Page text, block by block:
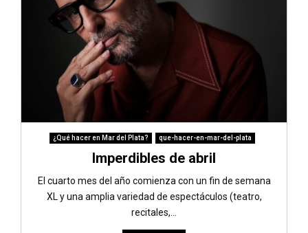
¿Qué hacer en Mar del Plata? que-hacer-en-mar-del-plata
Imperdibles de abril
El cuarto mes del año comienza con un fin de semana
XL y una amplia variedad de espectáculos (teatro,
recitales,...